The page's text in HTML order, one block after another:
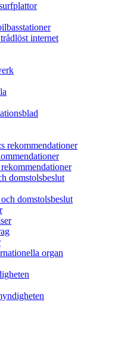
internet
rekommendationer
domstolsbeslut
domstolsbeslut
organ